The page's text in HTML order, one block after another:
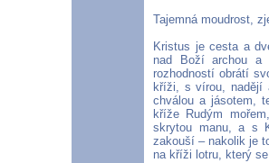
Tajemná moudrost,
Kristus je cesta a
nad Boží archou a
rozhodností obrátí
kříži, s vírou, nadějí
chválou a jásotem,
kříže Rudým
skrytou manu, a s
zakouší – nakolik je
na kříži lotru, který